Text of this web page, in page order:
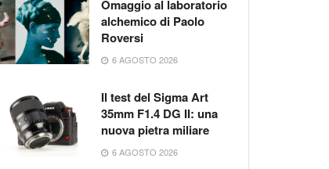
Omaggio al laboratorio
alchemico di Paolo
Roversi
6 AGOSTO 2026
Il test del Sigma Art
35mm F1.4 DG II: una
nuova pietra miliare
6 AGOSTO 2026